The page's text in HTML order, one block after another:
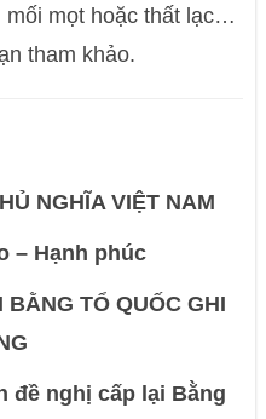
mối mọt hoặc thất lạc…
tham khảo.
NGHĨA VIỆT NAM
– Hạnh phúc
TỔ QUỐC GHI
đề nghị cấp lại Bằng